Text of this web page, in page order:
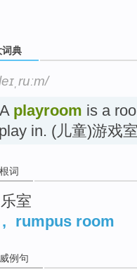
词典
A playroom is a
in. (儿童)游戏
词
室
, rumpus room
例句